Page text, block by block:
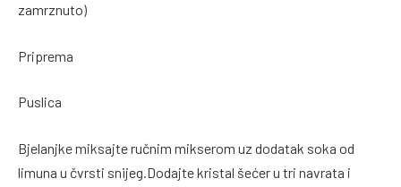
zamrznuto)
Priprema
Puslica
Bjelanjke miksajte ručnim mikserom uz dodatak soka od
limuna u čvrsti snijeg.Dodajte kristal šećer u tri navrata i